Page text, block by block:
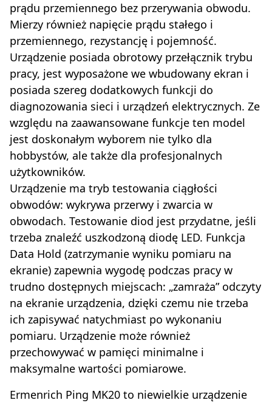
prądu przemiennego bez przerywania obwodu.
Mierzy również napięcie prądu stałego i
przemiennego, rezystancję i pojemność.
Urządzenie posiada obrotowy przełącznik trybu
pracy, jest wyposażone we wbudowany ekran i
posiada szereg dodatkowych funkcji do
diagnozowania sieci i urządzeń elektrycznych. Ze
względu na zaawansowane funkcje ten model
jest doskonałym wyborem nie tylko dla
hobbystów, ale także dla profesjonalnych
użytkowników.
Urządzenie ma tryb testowania ciągłości
obwodów: wykrywa przerwy i zwarcia w
obwodach. Testowanie diod jest przydatne, jeśli
trzeba znaleźć uszkodzoną diodę LED. Funkcja
Data Hold (zatrzymanie wyniku pomiaru na
ekranie) zapewnia wygodę podczas pracy w
trudno dostępnych miejscach: „zamraża” odczyty
na ekranie urządzenia, dzięki czemu nie trzeba
ich zapisywać natychmiast po wykonaniu
pomiaru. Urządzenie może również
przechowywać w pamięci minimalne i
maksymalne wartości pomiarowe.
Ermenrich Ping MK20 to niewielkie urządzenie